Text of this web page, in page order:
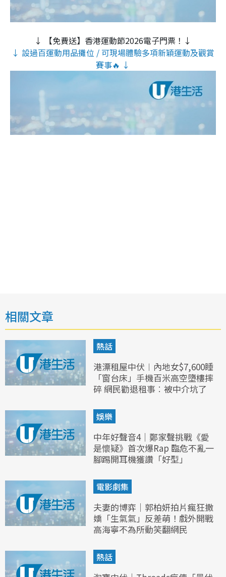
↓ 【免費送】香港運動節2026電子門票！↓
↓ 設過百運動用品攤位 / 可現場體驗多項新穎運動及觀賞
賽事🔥 ↓
相關文章
熱話
港漂租屋中伏︱內地女$7,600睡
「窗台床」手機百米高空墮樓摔
碎 網民勸退租事︰被中介坑了
娛樂
中年好聲音4｜鄭家聲挑戰《愛
是懷疑》首次爆Rap 臨危不亂一
腳踢開耳機獲讚「好型」
電影劇集
夫妻的博弈｜郭柏妍拍片瘋狂撒
嬌「生氣氣」反差萌！戲外開戰
高海寧不為所動笑翻網民
熱話